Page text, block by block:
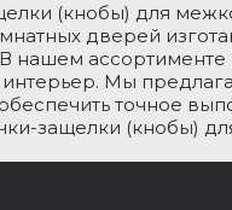
(кнобы) для
дверей
нашем
Мы
точное
защелки (кнобы)